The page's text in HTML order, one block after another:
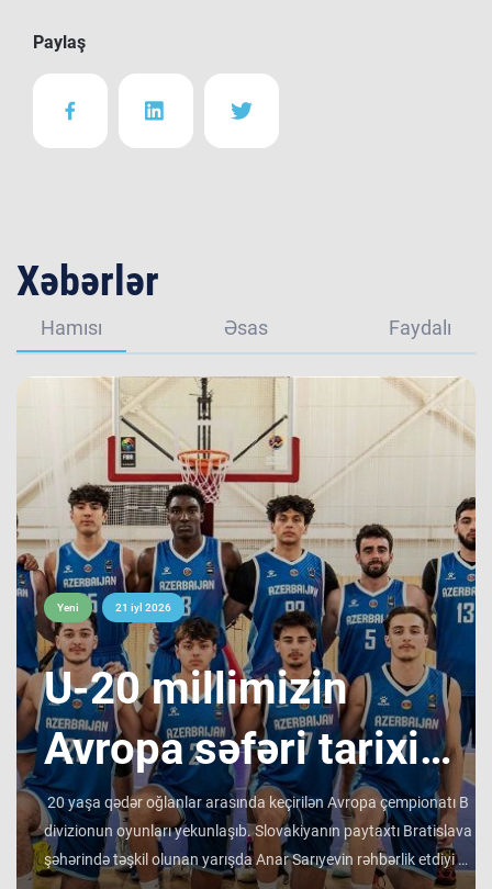
Paylaş
Xəbərlər
Hamısı Əsas Faydalı
Yeni 21 iyl 2026
​U-20 millimizin
Avropa səfəri tarixi
bir ilklə yekunlaşıb !
20 yaşa qədər oğlanlar arasında keçirilən Avropa çempionatı B
divizionun oyunları yekunlaşıb. Slovakiyanın paytaxtı Bratislava
şəhərində təşkil olunan yarışda Anar Sarıyevin rəhbərlik etdiyi U-